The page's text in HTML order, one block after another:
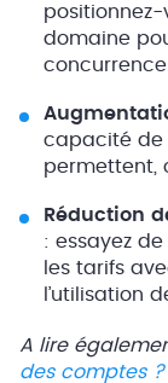
domaine
concurrence.
capacité de
permettent,
Réduction
: essayez
les tarifs
l’utilisation
A lire
des comptes